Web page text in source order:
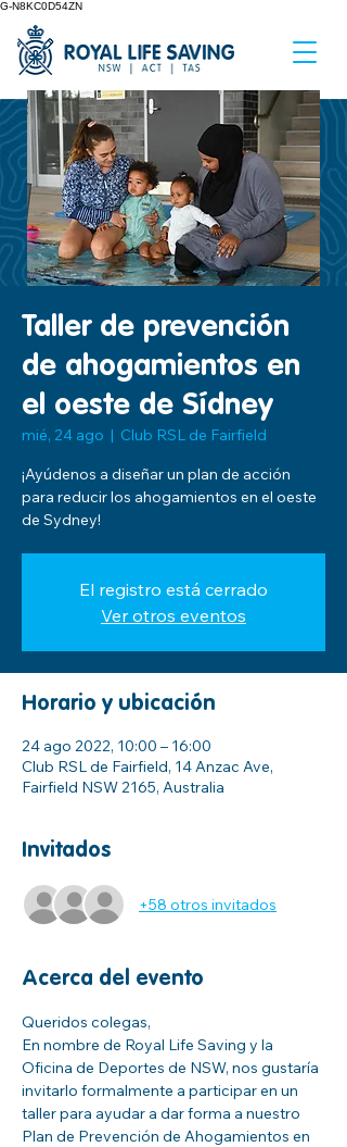
G-N8KC0D54ZN
Taller de prevención
de ahogamientos en
el oeste de Sídney
mié, 24 ago
  |
Club RSL de Fairfield
¡Ayúdenos a diseñar un plan de acción
para reducir los ahogamientos en el oeste
de Sydney!
El registro está cerrado
Ver otros eventos
Horario y ubicación
24 ago 2022, 10:00 – 16:00
Club RSL de Fairfield, 14 Anzac Ave,
Fairfield NSW 2165, Australia
Invitados
+58 otros invitados
Acerca del evento
Queridos colegas,
En nombre de Royal Life Saving y la
Oficina de Deportes de NSW, nos gustaría
invitarlo formalmente a participar en un
taller para ayudar a dar forma a nuestro
Plan de Prevención de Ahogamientos en